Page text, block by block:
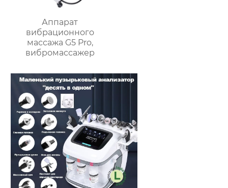
Аппарат
вибрационного
массажа G5 Pro,
вибромассажер